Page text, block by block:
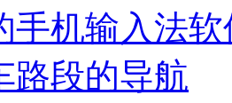
手机输入法软
路段的导航